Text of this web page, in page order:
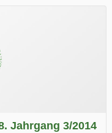
Jahrgang 3/2014